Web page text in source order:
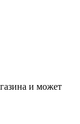
и может